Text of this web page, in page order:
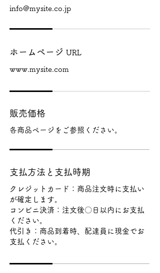
info@mysite.co.jp
ホームページ URL
www.mysite.com
販売価格
各商品ページをご参照ください。
支払方法と支払時期
クレジットカード：商品注文時に支払い
が確定します。
コンビニ決済：注文後〇日以内にお支払
ください。
代引き：商品到着時、配達員に現金でお
支払ください。